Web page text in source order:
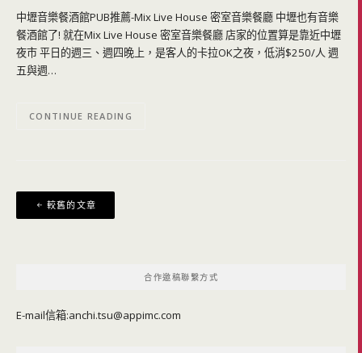
中壢音樂餐酒館PUB推薦-Mix Live House 密室音樂餐廳 中壢也有音樂
餐酒館了! 就在Mix Live House 密室音樂餐廳 店家的位置算是靠近中壢
夜市 平日的週三、週四晚上，是客人的卡拉OK之夜，低消$250/人 週
五與週…
CONTINUE READING
文
章
較舊的文章
合作邀稿聯繫方式
E-mail信箱:anchi.tsu@appimc.com